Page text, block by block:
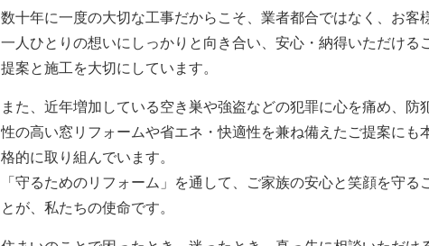
数十年に一度の大切な工事だからこそ、業者都合ではなく、お客
一人ひとりの想いにしっかりと向き合い、安心・納得いただける
提案と施工を大切にしています。
また、近年増加している空き巣や強盗などの犯罪に心を痛め、防
性の高い窓リフォームや省エネ・快適性を兼ね備えたご提案にも
格的に取り組んでいます。
「守るためのリフォーム」を通して、ご家族の安心と笑顔を守る
とが、私たちの使命です。